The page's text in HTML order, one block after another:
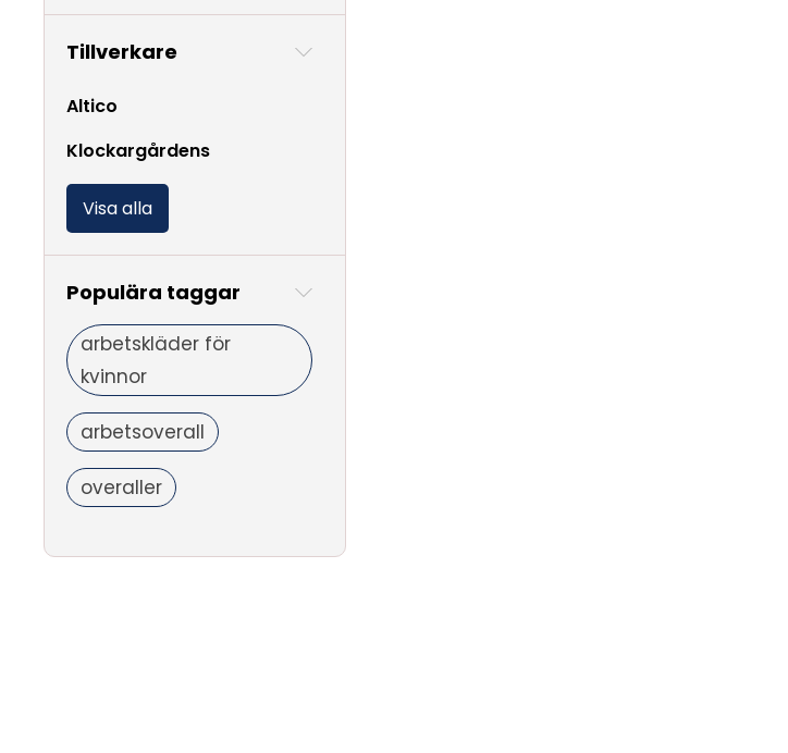
Tillverkare
Altico
Klockargårdens
Visa alla
Populära taggar
arbetskläder för
kvinnor
arbetsoverall
overaller